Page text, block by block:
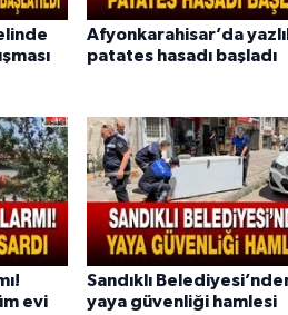
Afyonkarahisar’da
patates hasadı başladı
evi
Sandıklı
yaya güvenliği hamlesi